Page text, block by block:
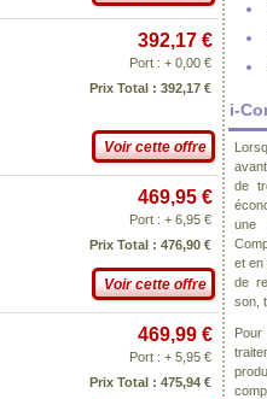
392,17 €
Port : + 0,00 €
Prix Total : 392,17 €
Voir cette offre
469,95 €
Port : + 6,95 €
Prix Total : 476,90 €
Voir cette offre
469,99 €
Port : + 5,95 €
Prix Total : 475,94 €
i-
de
une
et en
de
son,